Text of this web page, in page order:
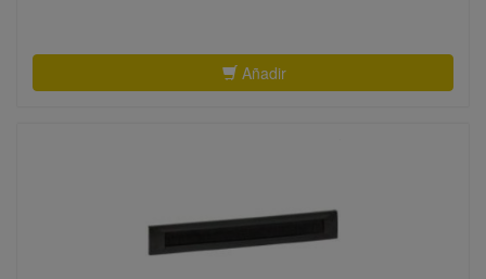
Añadir